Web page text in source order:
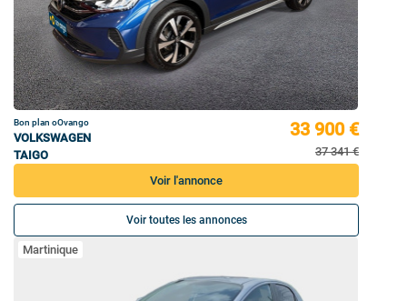
Bon plan oOvango
VOLKSWAGEN
TAIGO
33 900 €
37 341 €
Voir l'annonce
Voir toutes les annonces
Martinique